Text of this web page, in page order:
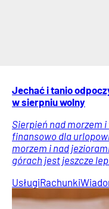
Jechać i tanio
w sierpniu wolny
Sierpień nad morzem
finansowo dla
morzem i nad
górach jest jeszcze
UsługiRachunki